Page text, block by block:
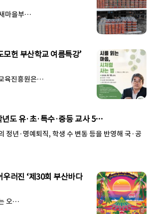
마을부…
모헌 부산학교 여름특강’
육진흥원은…
도 유·초·특수·중등 교사 5…
정년·명예퇴직, 학생 수 변동 등을 반영해 국·공
우러진 ‘제30회 부산바다
오…